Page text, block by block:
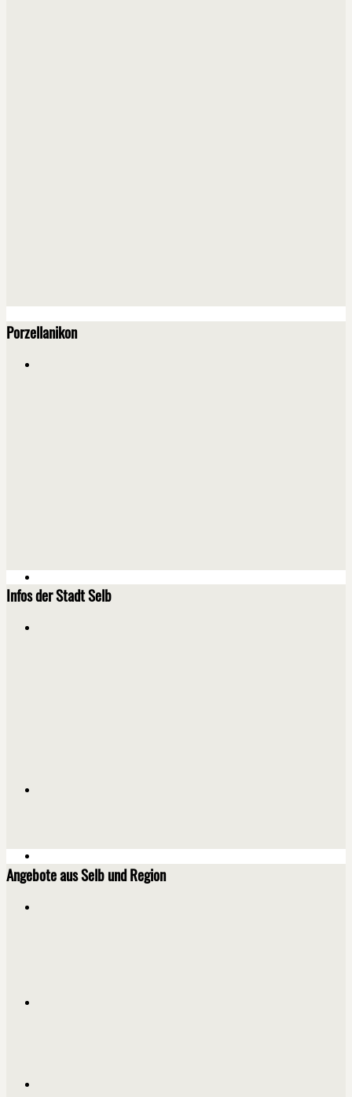
Porzellanikon
Infos der Stadt Selb
Angebote aus Selb und Region